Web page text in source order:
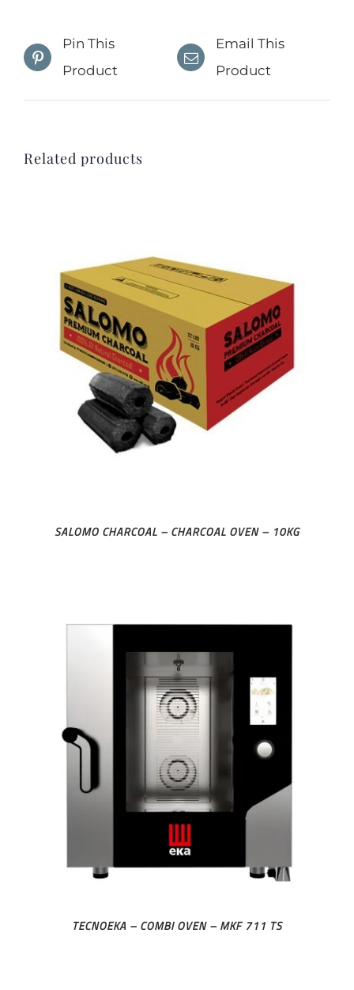
Pin This
Product
Email This
Product
Related products
SALOMO CHARCOAL – CHARCOAL OVEN – 10KG
TECNOEKA – COMBI OVEN – MKF 711 TS